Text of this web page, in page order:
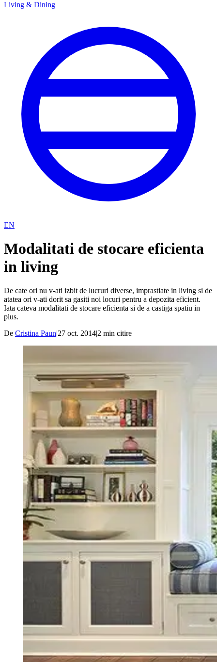
Living & Dining
EN
Modalitati de stocare eficienta
in living
De cate ori nu v-ati izbit de lucruri diverse, imprastiate in living si de
atatea ori v-ati dorit sa gasiti noi locuri pentru a depozita eficient.
Iata cateva modalitati de stocare eficienta si de a castiga spatiu in
plus.
De Cristina Paun|27 oct. 2014|2 min citire